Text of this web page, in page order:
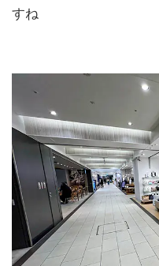
すね